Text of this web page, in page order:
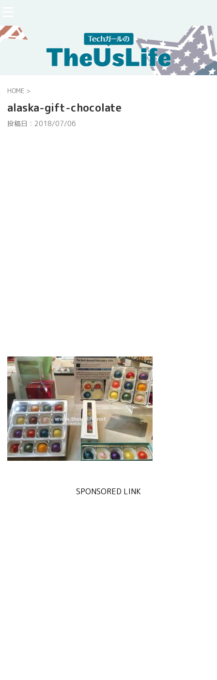
HOME >
alaska-gift-chocolate
投稿日： 2018/07/06
SPONSORED LINK